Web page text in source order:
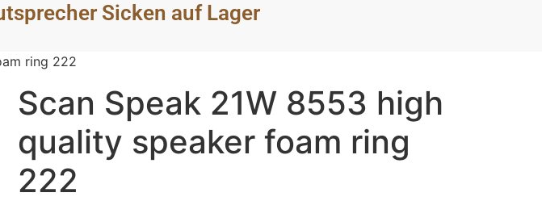
Sicken auf Lager
ring 222
Scan Speak 21W 8553 high
quality speaker foam ring
222